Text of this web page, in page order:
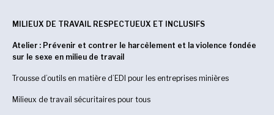
MILIEUX DE TRAVAIL RESPECTUEUX ET INCLUSIFS
Atelier : Prévenir et contrer le harcèlement et la violence fondée
sur le sexe en milieu de travail
Trousse d’outils en matière d’EDI pour les entreprises minières
Milieux de travail sécuritaires pour tous